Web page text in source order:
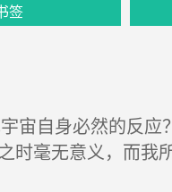
签
宙自身必然的反应
时毫无意义，而我